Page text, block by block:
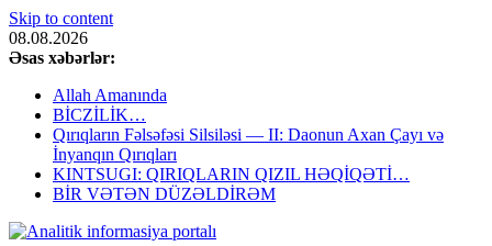
Skip to content
08.08.2026
Əsas xəbərlər:
Allah Amanında
BİCZİLİK…
Qırıqların Fəlsəfəsi Silsiləsi — II: Daonun Axan Çayı və
İnyanqın Qırıqları
KINTSUGI: QIRIQLARIN QIZIL HƏQİQƏTİ…
BİR VƏTƏN DÜZƏLDİRƏM